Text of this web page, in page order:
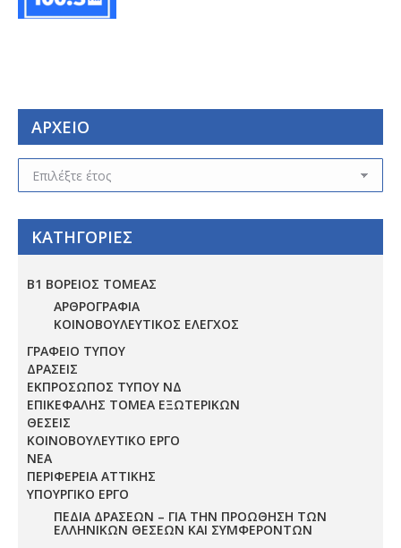
ΑΡΧΕΙΟ
ΑΡΧΕΙΟ
ΚΑΤΗΓΟΡΙΕΣ
Β1 ΒΟΡΕΙΟΣ ΤΟΜΕΑΣ
ΑΡΘΡΟΓΡΑΦΙΑ
ΚΟΙΝΟΒΟΥΛΕΥΤΙΚΟΣ ΕΛΕΓΧΟΣ
ΓΡΑΦΕΙΟ ΤΥΠΟΥ
ΔΡΑΣΕΙΣ
ΕΚΠΡΟΣΩΠΟΣ ΤΥΠΟΥ ΝΔ
ΕΠΙΚΕΦΑΛΗΣ ΤΟΜΕΑ ΕΞΩΤΕΡΙΚΩΝ
ΘΕΣΕΙΣ
ΚΟΙΝΟΒΟΥΛΕΥΤΙΚΟ ΕΡΓΟ
ΝΕΑ
ΠΕΡΙΦΕΡΕΙΑ ΑΤΤΙΚΗΣ
ΥΠΟΥΡΓΙΚΟ ΕΡΓΟ
ΠΕΔΊΑ ΔΡΆΣΕΩΝ – ΓΙΑ ΤΗΝ ΠΡΟΏΘΗΣΗ ΤΩΝ
ΕΛΛΗΝΙΚΏΝ ΘΈΣΕΩΝ ΚΑΙ ΣΥΜΦΕΡΌΝΤΩΝ